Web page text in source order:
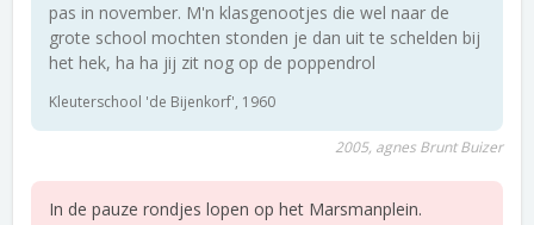
pas in november. M'n klasgenootjes die wel naar de
grote school mochten stonden je dan uit te schelden bij
het hek, ha ha jij zit nog op de poppendrol
Kleuterschool 'de Bijenkorf', 1960
2005, agnes Brunt Buizer
In de pauze rondjes lopen op het Marsmanplein.